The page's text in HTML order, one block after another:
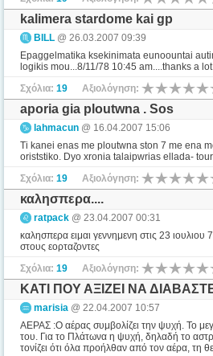
kalimera stardome kai gp
BILL @ 26.03.2007 09:39
Epaggelmatika ksekinimata eunoountai
logikis mou...8/11/78 10:45 am....thanks a
Σχόλια: 19 Αξιολόγηση:
aporia gia ploutwna . Sos
lahmacun @ 16.04.2007 15:06
Ti kanei enas me ploutwna ston 7 me ena
oriststiko. Dyo xronia talaipwrias ellada-
Σχόλια: 19 Αξιολόγηση:
καλησπερα....
ratpack @ 23.04.2007 00:31
καλησπερα ειμαι γεννημενη στις 23
στους εορταζοντες
Σχόλια: 19 Αξιολόγηση:
ΚΑΤΙ ΠΟΥ ΑΞΙΖΕΙ ΝΑ
marisia @ 22.04.2007 10:57
ΑΕΡΑΣ :Ο αέρας συμβολίζει την ψυχή. Το
του. Για το Πλάτωνα η ψυχή, δηλαδή το
τονίζει ότι όλα προήλθαν από τον αέρα, τη